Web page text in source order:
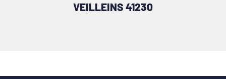
VEILLEINS 41230